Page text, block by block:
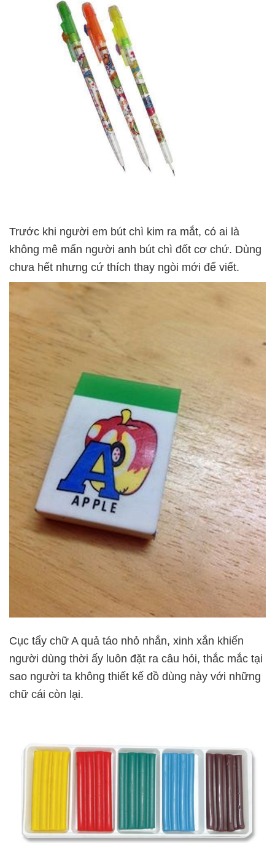
Trước khi người em bút chì kim ra mắt, có ai là
không mê mẩn người anh bút chì đốt cơ chứ. Dùng
chưa hết nhưng cứ thích thay ngòi mới để viết.
Cục tẩy chữ A quả táo nhỏ nhắn, xinh xắn khiến
người dùng thời ấy luôn đặt ra câu hỏi, thắc mắc tại
sao người ta không thiết kế đồ dùng này với những
chữ cái còn lại.